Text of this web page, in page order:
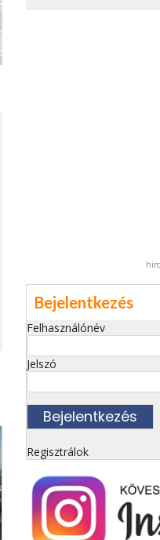
Bejelentkezés
Felhasználónév
Jelszó
Regisztrálok